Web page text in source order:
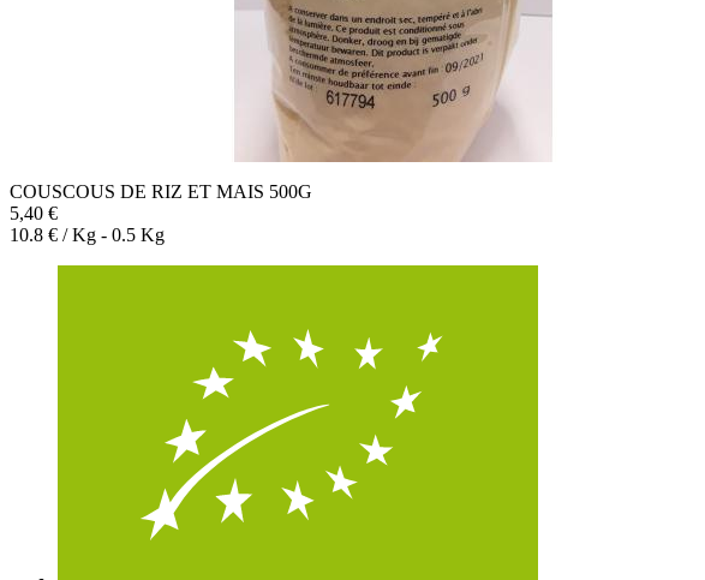
COUSCOUS DE RIZ ET MAIS 500G
5,40 €
10.8 € / Kg - 0.5 Kg